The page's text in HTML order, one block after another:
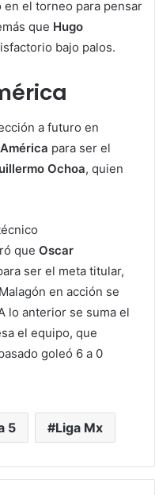
el torneo para pensar
que Hugo
bajo palos.
a futuro en
América para ser el
Ochoa, quien
que Oscar
ser el meta titular,
en acción se
lo anterior se suma el
el equipo, que
goleó 6 a 0
5 Liga Mx